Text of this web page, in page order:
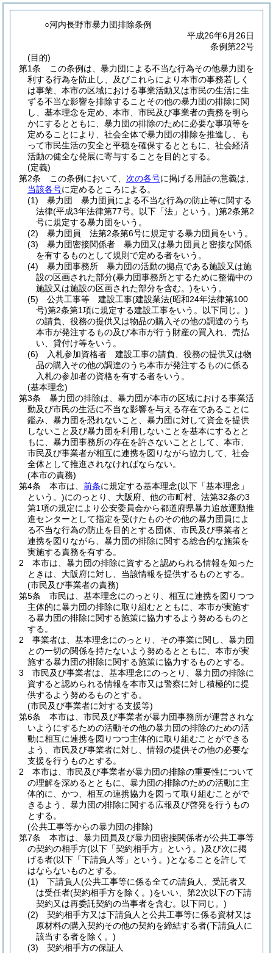
○河内長野市暴力団排除条例
平成26年6月26日
条例第22号
(目的)
第1条
この条例は、暴力団による不当な行為その他暴力団を
利する行為を防止し、及びこれらにより本市の事務若しく
は事業、本市の区域における事業活動又は市民の生活に生
ずる不当な影響を排除することその他の暴力団の排除に関
し、基本理念を定め、本市、市民及び事業者の責務を明ら
かにするとともに、暴力団の排除のために必要な事項等を
定めることにより、社会全体で暴力団の排除を推進し、も
って市民生活の安全と平穏を確保するとともに、社会経済
活動の健全な発展に寄与することを目的とする。
(定義)
第2条
この条例において、 次の各号に掲げる用語の意義は、
当該各号に定めるところによる。
(1)
暴力団 暴力団員による不当な行為の防止等に関する
法律(平成3年法律第77号。以下「法」という。)第2条第2
号に規定する暴力団をいう。
(2)
暴力団員 法第2条第6号に規定する暴力団員をいう。
(3)
暴力団密接関係者 暴力団又は暴力団員と密接な関係
を有するものとして規則で定める者をいう。
(4)
暴力団事務所 暴力団の活動の拠点である施設又は施
設の区画された部分(暴力団事務所とするために整備中の
施設又は施設の区画された部分を含む。)をいう。
(5)
公共工事等 建設工事(建設業法(昭和24年法律第100
号)第2条第1項に規定する建設工事をいう。以下同じ。)
の請負、役務の提供又は物品の購入その他の調達のうち
本市が発注するもの及び本市が行う財産の買入れ、売払
い、貸付け等をいう。
(6)
入札参加資格者 建設工事の請負、役務の提供又は物
品の購入その他の調達のうち本市が発注するものに係る
入札の参加者の資格を有する者をいう。
(基本理念)
第3条
暴力団の排除は、暴力団が本市の区域における事業活
動及び市民の生活に不当な影響を与える存在であることに
鑑み、暴力団を恐れないこと、暴力団に対して資金を提供
しないこと及び暴力団を利用しないことを基本にするとと
もに、暴力団事務所の存在を許さないこととして、本市、
市民及び事業者が相互に連携を図りながら協力して、社会
全体として推進されなければならない。
(本市の責務)
第4条
本市は、 前条に規定する基本理念(以下「基本理念」
という。)にのっとり、大阪府、他の市町村、法第32条の3
第1項の規定により公安委員会から都道府県暴力追放運動推
進センターとして指定を受けたものその他の暴力団員によ
る不当な行為の防止を目的とする団体、市民及び事業者と
連携を図りながら、暴力団の排除に関する総合的な施策を
実施する責務を有する。
2
本市は、暴力団の排除に資すると認められる情報を知った
ときは、大阪府に対し、当該情報を提供するものとする。
(市民及び事業者の責務)
第5条
市民は、基本理念にのっとり、相互に連携を図りつつ
主体的に暴力団の排除に取り組むとともに、本市が実施す
る暴力団の排除に関する施策に協力するよう努めるものと
する。
2
事業者は、基本理念にのっとり、その事業に関し、暴力団
との一切の関係を持たないよう努めるとともに、本市が実
施する暴力団の排除に関する施策に協力するものとする。
3
市民及び事業者は、基本理念にのっとり、暴力団の排除に
資すると認められる情報を本市又は警察に対し積極的に提
供するよう努めるものとする。
(市民及び事業者に対する支援等)
第6条
本市は、市民及び事業者が暴力団事務所が運営されな
いようにするための活動その他の暴力団の排除のための活
動に相互に連携を図りつつ主体的に取り組むことができる
よう、市民及び事業者に対し、情報の提供その他の必要な
支援を行うものとする。
2
本市は、市民及び事業者が暴力団の排除の重要性について
の理解を深めるとともに、暴力団の排除のための活動に主
体的に、かつ、相互の連携協力を図って取り組むことがで
きるよう、暴力団の排除に関する広報及び啓発を行うもの
とする。
(公共工事等からの暴力団の排除)
第7条
本市は、暴力団員及び暴力団密接関係者が公共工事等
の契約の相手方(以下「契約相手方」という。)及び次に掲
げる者(以下「下請負人等」という。)となることを許して
はならないものとする。
(1)
下請負人(公共工事等に係る全ての請負人、受託者又
は受任者(契約相手方を除く。)をいい、第2次以下の下請
契約又は再委託契約の当事者を含む。以下同じ。)
(2)
契約相手方又は下請負人と公共工事等に係る資材又は
原材料の購入契約その他の契約を締結する者(下請負人に
該当する者を除く。)
(3)
契約相手方の保証人